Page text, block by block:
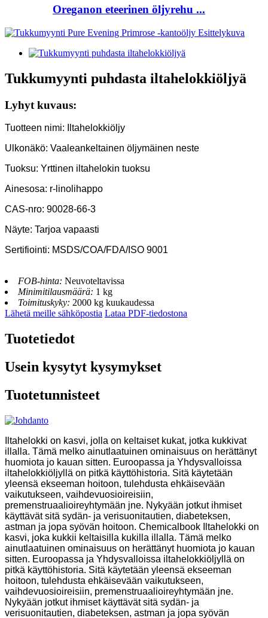
Oreganon eteerinen öljyrehu ...
Tukkumyynti puhdasta iltahelokkiöljyä
Lyhyt kuvaus:
Tuotteen nimi: Iltahelokkiöljy
Ulkonäkö: Vaaleankeltainen öljymäinen neste
Tuoksu: Yrttinen iltahelokin tuoksu
Ainesosa: r-linolihappo
CAS-nro: 90028-66-3
Näyte: Tarjoa vapaasti
Sertifiointi: MSDS/COA/FDA/ISO 9001
FOB-hinta: Neuvoteltavissa
Minimitilausmäärä: 1 kg
Toimituskyky: 2000 kg kuukaudessa
Lähetä meille sähköpostia Lataa PDF-tiedostona
Tuotetiedot
Usein kysytyt kysymykset
Tuotetunnisteet
Iltahelokki on kasvi, jolla on keltaiset kukat, jotka kukkivat
illalla. Tämä melko ainutlaatuinen ominaisuus on herättänyt
huomiota jo kauan sitten. Euroopassa ja Yhdysvalloissa
iltahelokkiöljyllä on pitkä käyttöhistoria. Sitä käytetään
yleensä ekseeman hoitoon, tulehdusta ehkäisevään
vaikutukseen, vaihdevuosioireisiin,
premenstruaalioireyhtymään jne. Nykyään jotkut ihmiset
käyttävät sitä sydän- ja verisuonitautien, diabeteksen,
astman ja jopa syövän hoitoon. Chemicalbook Iltahelokki on
kasvi, joka kukkii keltaisilla kukilla illalla. Tämä melko
ainutlaatuinen ominaisuus on herättänyt huomiota jo kauan
sitten. Euroopassa ja Yhdysvalloissa iltahelokkiöljyllä on
pitkä käyttöhistoria. Sitä käytetään yleensä ekseeman
hoitoon, tulehdusta ehkäisevään vaikutukseen,
vaihdevuosioireisiin, premenstruaalioireyhtymään jne.
Nykyään jotkut ihmiset käyttävät sitä sydän- ja
verisuonitautien, diabeteksen, astman ja jopa syövän